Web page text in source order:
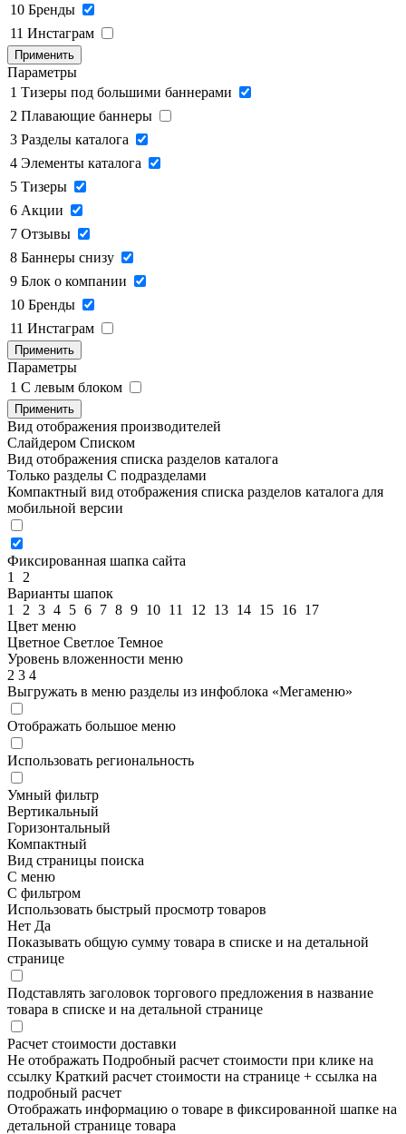
10 Бренды
11 Инстаграм
Применить
Параметры
1 Тизеры под большими баннерами
2 Плавающие баннеры
3 Разделы каталога
4 Элементы каталога
5 Тизеры
6 Акции
7 Отзывы
8 Баннеры снизу
9 Блок о компании
10 Бренды
11 Инстаграм
Применить
Параметры
1 C левым блоком
Применить
Вид отображения производителей
Слайдером Списком
Вид отображения списка разделов каталога
Только разделы С подразделами
Компактный вид отображения списка разделов каталога для
мобильной версии
Фиксированная шапка сайта
1
2
Варианты шапок
1
2 3 4 5 6 7 8 9 10 11 12 13 14 15 16 17
Цвет меню
Цветное Светлое Темное
Уровень вложенности меню
2 3 4
Выгружать в меню разделы из инфоблока «Мегаменю»
Отображать большое меню
Использовать региональность
Умный фильтр
Вертикальный
Горизонтальный
Компактный
Вид страницы поиска
С меню
С фильтром
Использовать быстрый просмотр товаров
Нет Да
Показывать общую сумму товара в списке и на детальной
странице
Подставлять заголовок торгового предложения в название
товара в списке и на детальной странице
Расчет стоимости доставки
Не отображать Подробный расчет стоимости при клике на
ссылку Краткий расчет стоимости на странице + ссылка на
подробный расчет
Отображать информацию о товаре в фиксированной шапке на
детальной странице товара